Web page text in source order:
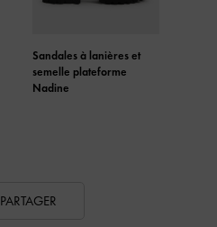
Sandales à lanières et
semelle plateforme
Nadine
PARTAGER